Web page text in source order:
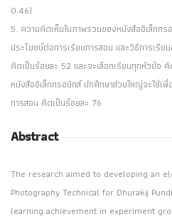
0.46)
5. ความคิดเห็นในภาพรวมของหนังสืออิเล็กท
ประโยชน์ต่อการเรียนการสอน และวิธีการเรีย
คิดเป็นร้อยละ 52 และจะเลือกเรียนทุกหัวข้อ
หนังสืออิเล็กทรอนิกส์ นักศึกษาส่วนใหญ่จะใช้เพื่
การสอน คิดเป็นร้อยละ 76
Abstract
The research aimed to developing an
Photography Technical for Dhurakij
learning achievement in experiment